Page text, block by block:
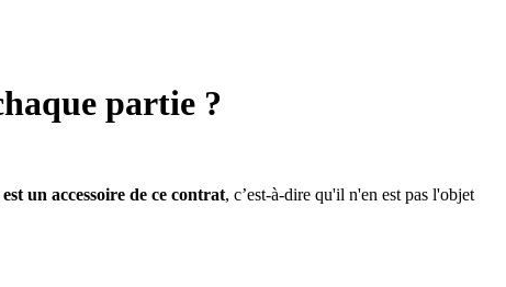
partie ?
est un accessoire de ce contrat, c’est-à-dire qu'il n'en est pas l'objet